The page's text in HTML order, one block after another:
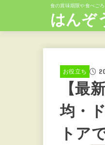
食の賞味期限や食べご
はんぞ
お役立ち
【最
均・
トア